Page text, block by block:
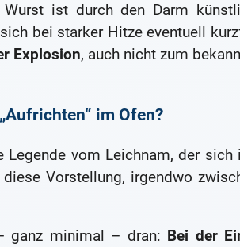
ist durch den Darm
bei starker Hitze eventuell
Explosion, auch nicht zum
im Ofen?
Legende vom Leichnam, der
Vorstellung, irgendwo
ganz minimal – dran: Bei der